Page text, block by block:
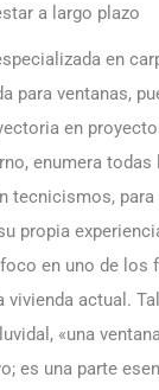
a largo plazo
en
para ventanas,
en
enumera
tecnicismos,
propia
en uno de los
vivienda actual.
«una
es una parte